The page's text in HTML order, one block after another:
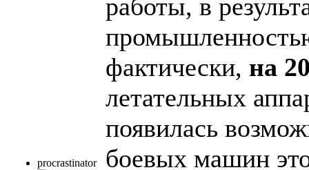
procrastinator
работы, в
фактически, на
летательных
появилась
боевых машин